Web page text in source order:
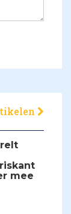
mee